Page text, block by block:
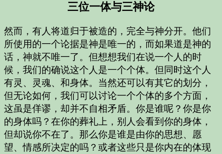
三位一体与三神论
然而，有人将道归于被造的，完全与神分开。他们
所使用的一个论据是神是唯一的，而如果道是神的
话，神就不唯一了。但想想我们在说一个人的时
候，我们的确说这个人是一个个体。但同时这个人
有灵、灵魂、和身体。当然还可以有其它的划分，
但无论如何，我们可以讨论一个个体的多个方面，
这虽是佯谬，却并不自相矛盾。你是谁呢？你是你
的身体吗？在你的葬礼上，别人会看到你的身体，
但却说你不在了。那么你是谁是由你的思想、愿
望、情感所决定的吗？或者这些只是你内在的体现